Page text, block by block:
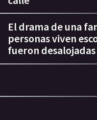
El drama de una
personas viven
fueron